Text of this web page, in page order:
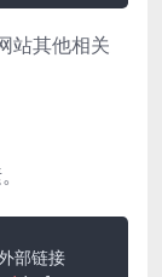
站其他相关